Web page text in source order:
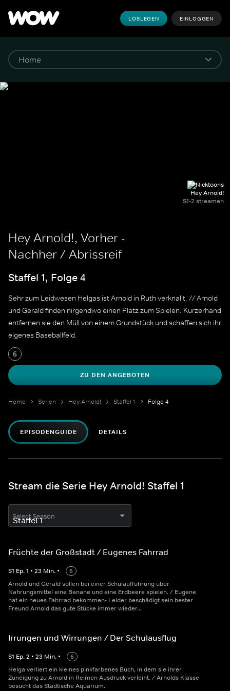
LOSLEGEN EINLOGGEN
Hey Arnold!
S1-2 streamen
Hey Arnold!, Vorher -
Nachher / Abrissreif
Staffel 1, Folge 4
Sehr zum Leidwesen Helgas ist Arnold in Ruth verknallt. // Arnold
und Gerald finden nirgendwo einen Platz zum Spielen. Kurzerhand
entfernen sie den Müll von einem Grundstück und schaffen sich ihr
eigenes Baseballfeld.
6
ZU DEN ANGEBOTEN
Home Serien Hey Arnold! Staffel 1 Folge 4
EPISODENGUIDE DETAILS
Stream die Serie Hey Arnold! Staffel 1
Select Season
Früchte der Großstadt / Eugenes Fahrrad
S1 Ep.1 • 23 Min. •
6
Arnold und Gerald sollen bei einer Schulaufführung über
Nahrungsmittel eine Banane und eine Erdbeere spielen. / Eugene
hat ein neues Fahrrad bekommen- Leider beschädigt sein bester
Freund Arnold das gute Stücke immer wieder...
Irrungen und Wirrungen / Der Schulausflug
S1 Ep.2 • 23 Min. •
6
Helga verliert ein kleines pinkfarbenes Buch, in dem sie ihrer
Zuneigung zu Arnold in Reimen Ausdruck verleiht. / Arnolds Klasse
besucht das Städtische Aquarium.